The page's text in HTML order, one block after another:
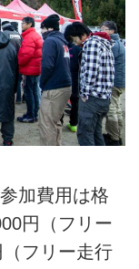
加費用は格
円（フリー
フリー走行